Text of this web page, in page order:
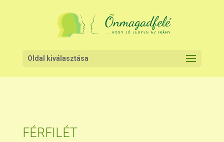
Oldal kiválasztása
FÉRFILÉT